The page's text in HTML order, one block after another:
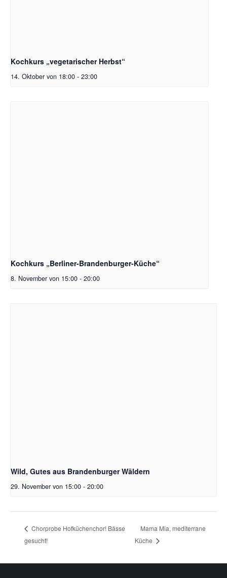
Kochkurs „vegetarischer Herbst“
14. Oktober von 18:00 - 23:00
Kochkurs „Berliner-Brandenburger-Küche“
8. November von 15:00 - 20:00
Wild, Gutes aus Brandenburger Wäldern
29. November von 15:00 - 20:00
Chorprobe Hofküchenchor! Bässe
gesucht!
Mama Mia, mediterrane
Küche